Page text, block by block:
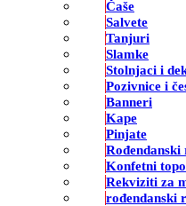
Čaše
Salvete
Tanjuri
Slamke
Stolnjaci i
Pozivnice i
Banneri
Kape
Pinjate
Konfetni
Rekviziti za
rođendanski